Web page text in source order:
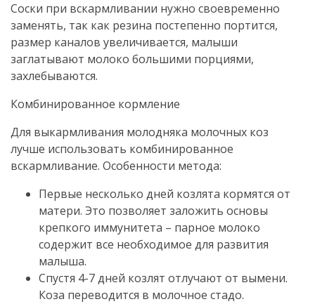
Соски при вскармливании нужно своевременно
заменять, так как резина постепенно портится,
размер каналов увеличивается, малыши
заглатывают молоко большими порциями,
захлебываются.
Комбинированное кормление
Для выкармливания молодняка молочных коз
лучше использовать комбинированное
вскармливание. Особенности метода:
Первые несколько дней козлята кормятся от
матери. Это позволяет заложить основы
крепкого иммунитета – парное молоко
содержит все необходимое для развития
малыша.
Спустя 4-7 дней козлят отлучают от вымени.
Коза переводится в молочное стадо.